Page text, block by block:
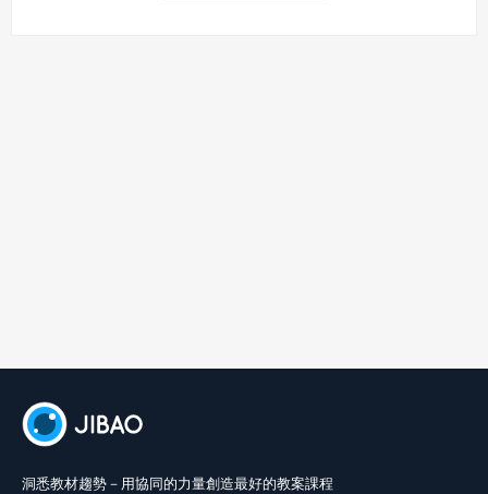
洞悉教材趨勢－用協同的力量創造最好的教案課程